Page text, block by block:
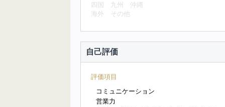
四国
九州
沖縄
海外
その他
自己評価
評価項目
コミュニケーション
営業力